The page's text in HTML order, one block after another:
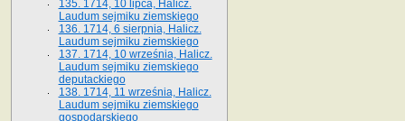
135. 1714, 10 lipca, Halicz.
Laudum sejmiku ziemskiego
136. 1714, 6 sierpnia, Halicz.
Laudum sejmiku ziemskiego
137. 1714, 10 września, Halicz.
Laudum sejmiku ziemskiego
deputackiego
138. 1714, 11 września, Halicz.
Laudum sejmiku ziemskiego
gospodarskiego